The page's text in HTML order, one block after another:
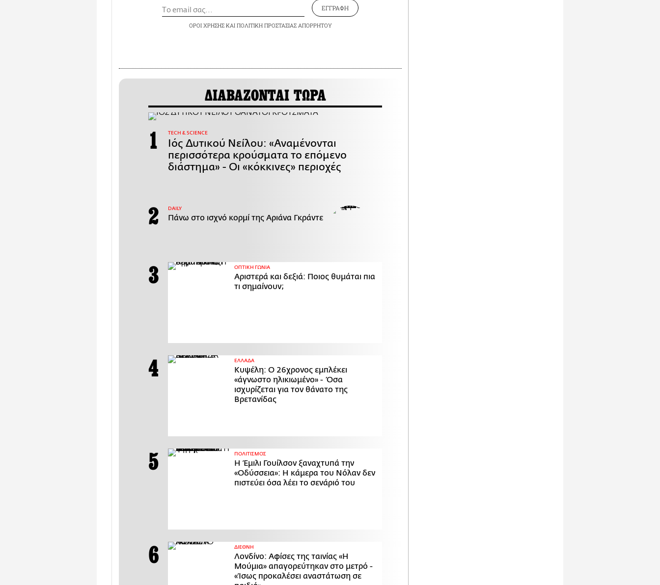
ΕΓΓΡΑΦΗ
ΟΡΟΙ ΧΡΗΣΗΣΚΑΙ ΠΟΛΙΤΙΚΗ ΠΡΟΣΤΑΣΙΑΣ ΑΠΟΡΡΗΤΟΥ
ΔΙΑΒΑΖΟΝΤΑΙ ΤΩΡΑ
ΤECH & SCIENCE
Ιός Δυτικού Νείλου: «Αναμένονται
περισσότερα κρούσματα το επόμενο
διάστημα» - Οι «κόκκινες» περιοχές
DAILY
Πάνω στο ισχνό κορμί της Αριάνα Γκράντε
ΟΠΤΙΚΗ ΓΩΝΙΑ
Αριστερά και δεξιά: Ποιος θυμάται πια
τι σημαίνουν;
ΕΛΛΑΔΑ
Κυψέλη: Ο 26χρονος εμπλέκει
«άγνωστο ηλικιωμένο» - Όσα
ισχυρίζεται για τον θάνατο της
Βρετανίδας
ΠΟΛΙΤΙΣΜΟΣ
Η Έμιλι Γουίλσον ξαναχτυπά την
«Οδύσσεια»: Η κάμερα του Νόλαν δεν
πιστεύει όσα λέει το σενάριό του
ΔΙΕΘΝΗ
Λονδίνο: Αφίσες της ταινίας «Η
Μούμια» απαγορεύτηκαν στο μετρό -
«Ίσως προκαλέσει αναστάτωση σε